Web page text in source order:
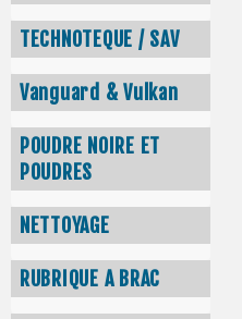
TECHNOTEQUE / SAV
Vanguard & Vulkan
POUDRE NOIRE ET
POUDRES
NETTOYAGE
RUBRIQUE A BRAC